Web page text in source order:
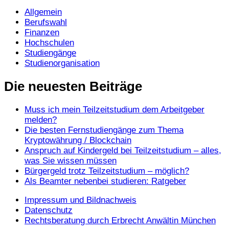
Allgemein
Berufswahl
Finanzen
Hochschulen
Studiengänge
Studienorganisation
Die neuesten Beiträge
Muss ich mein Teilzeitstudium dem Arbeitgeber
melden?
Die besten Fernstudiengänge zum Thema
Kryptowährung / Blockchain
Anspruch auf Kindergeld bei Teilzeitstudium – alles,
was Sie wissen müssen
Bürgergeld trotz Teilzeitstudium – möglich?
Als Beamter nebenbei studieren: Ratgeber
Impressum und Bildnachweis
Datenschutz
Rechtsberatung durch Erbrecht Anwältin München